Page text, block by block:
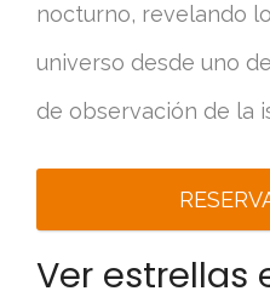
nocturno, revelando
universo desde uno
de observación de la
Ver estrellas